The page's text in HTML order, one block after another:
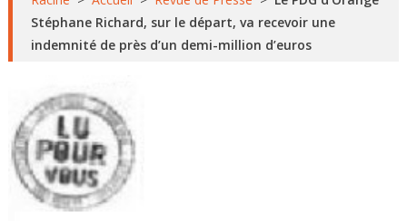
Stéphane Richard, sur le départ, va recevoir une
indemnité de près d’un demi-million d’euros